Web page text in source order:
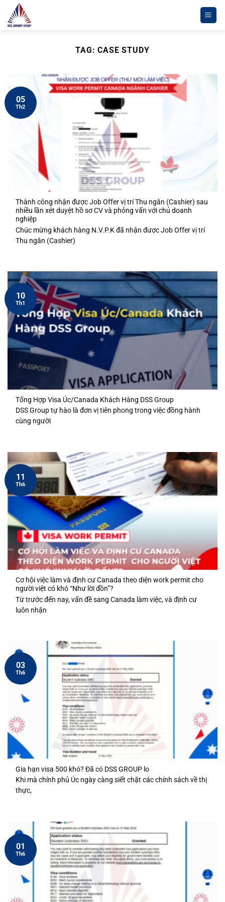
Chuyển
đến
TAG:CASE STUDY
Thành công nhận được Job Offer vị trí Thu ngân (Cashier) sau
nhiều lần xét duyệt hồ sơ CV và phỏng vấn với chủ doanh
nghiệp
Chúc mừng khách hàng N.V.P.K đã nhận được Job Offer vị trí
Thu ngân (Cashier)
05
Th2
Tổng Hợp Visa Úc/Canada Khách Hàng DSS Group
DSS Group tự hào là đơn vị tiên phong trong việc đồng hành
cùng người
10
Th1
Cơ hội việc làm và định cư Canada theo diện work permit cho
người việt có khó “Như lời đồn”?
Từ trước đến nay, vấn đề sang Canada làm việc, và định cư
luôn nhận
11
Th6
Gia hạn visa 500 khó? Đã có DSS GROUP lo
Khi mà chính phủ Úc ngày càng siết chặt các chính sách về thị
thực,
03
Th6
01
Th6